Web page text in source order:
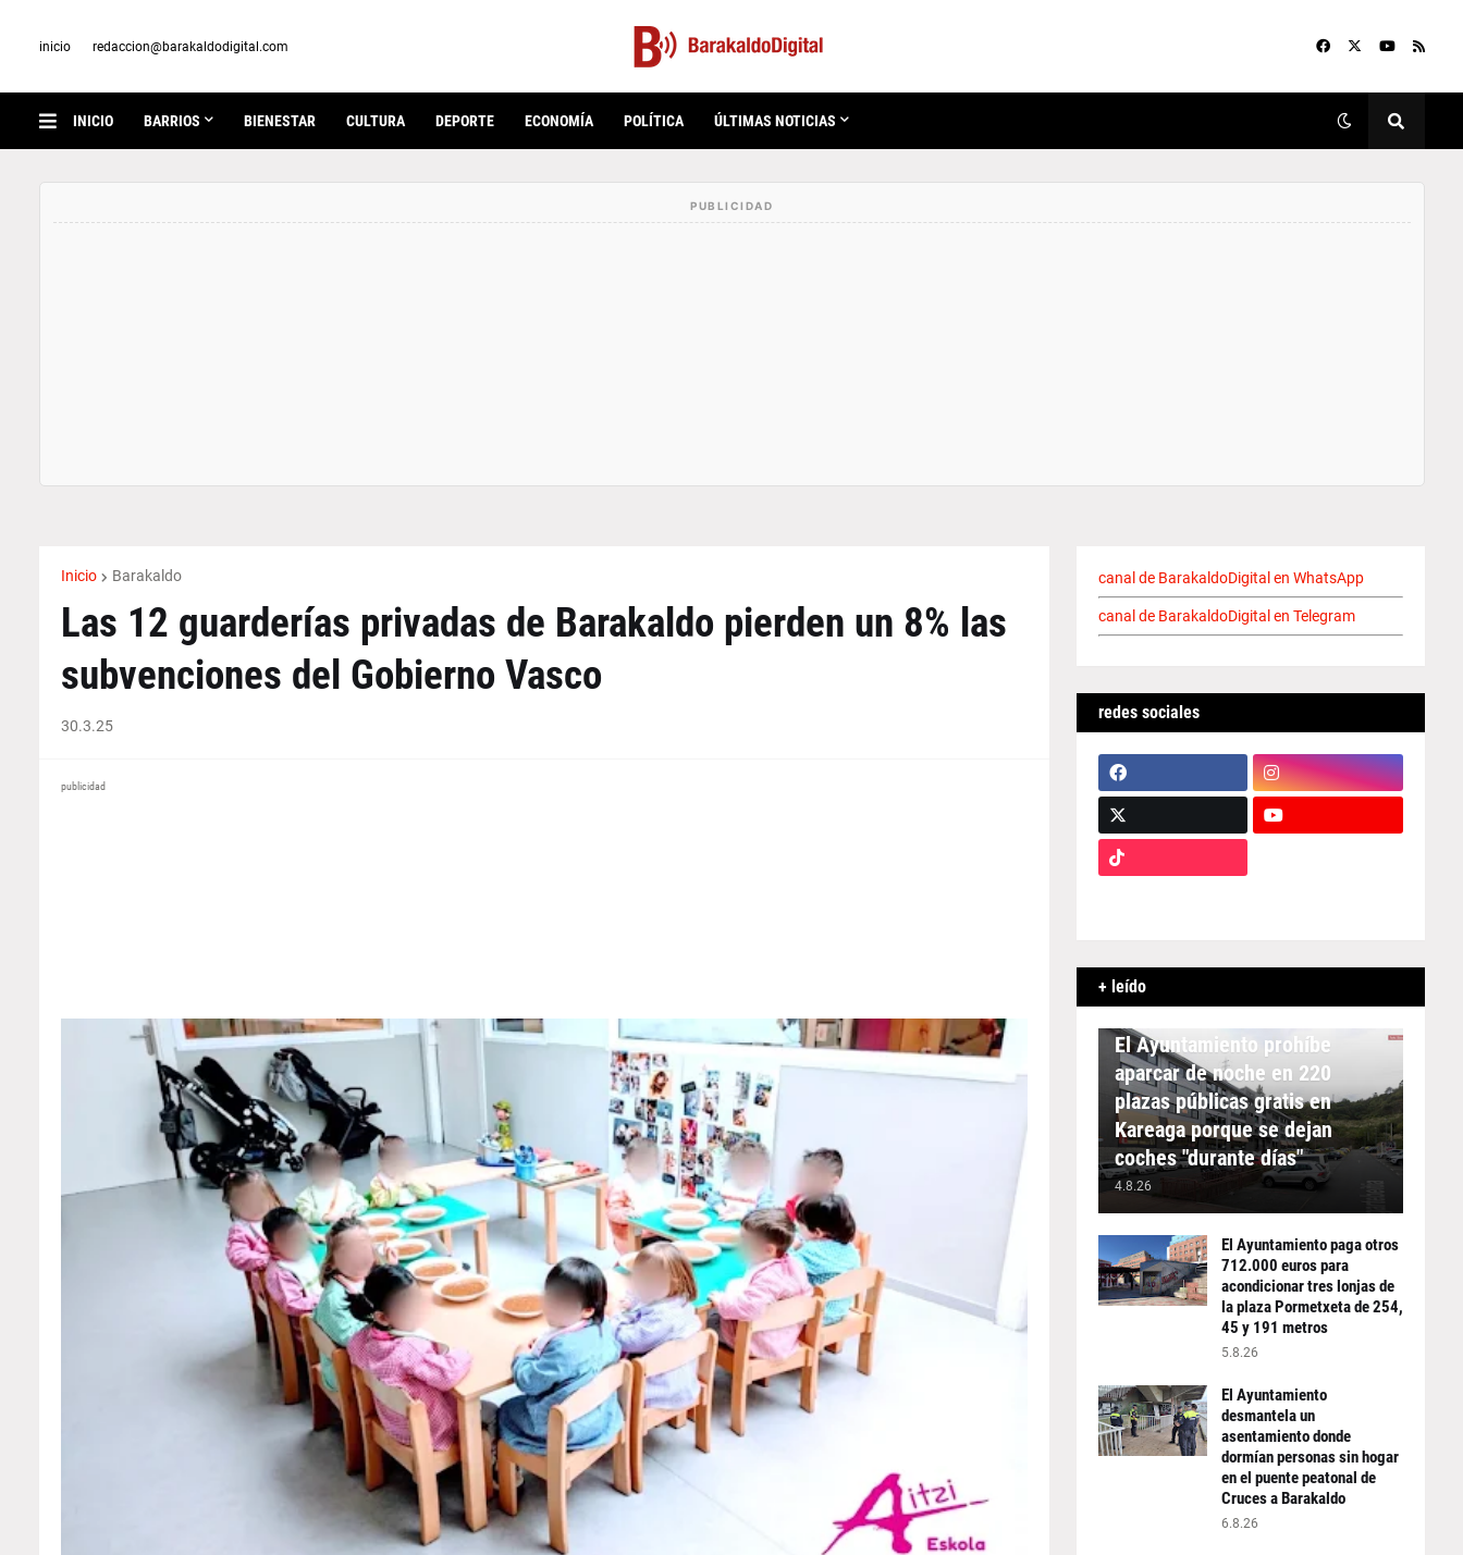
inicio redaccion@barakaldodigital.com
INICIO BARRIOS BIENESTAR CULTURA DEPORTE ECONOMÍA POLÍTICA ÚLTIMAS NOTICIAS
Inicio Barakaldo
Las 12 guarderías privadas de Barakaldo pierden un 8% las
subvenciones del Gobierno Vasco
30.3.25
publicidad
canal de BarakaldoDigital en WhatsApp
canal de BarakaldoDigital en Telegram
redes sociales
+ leído
APARCAMIENTO
El Ayuntamiento prohíbe
aparcar de noche en 220
plazas públicas gratis en
Kareaga porque se dejan
coches "durante días"
4.8.26
El Ayuntamiento paga otros
712.000 euros para
acondicionar tres lonjas de
la plaza Pormetxeta de 254,
45 y 191 metros
5.8.26
El Ayuntamiento
desmantela un
asentamiento donde
dormían personas sin hogar
en el puente peatonal de
Cruces a Barakaldo
6.8.26